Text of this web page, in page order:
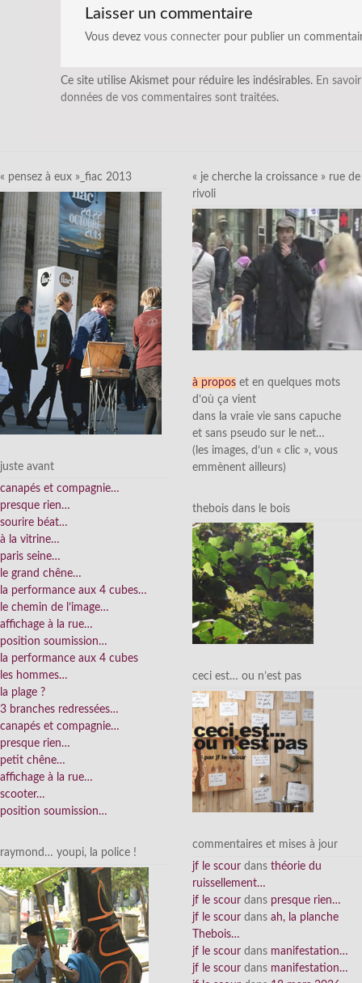
Laisser un commentaire
Vous devez vous connecter pour publier un
Ce site utilise Akismet pour réduire les indésirables. En
données de vos commentaires sont traitées.
« pensez à eux »_fiac 2013
juste avant
canapés et compagnie…
presque rien…
sourire béat…
à la vitrine…
paris seine…
le grand chêne…
la performance aux 4 cubes…
le chemin de l’image…
affichage à la rue…
position soumission…
la performance aux 4 cubes
les hommes…
la plage ?
3 branches redressées…
canapés et compagnie…
presque rien…
petit chêne…
affichage à la rue…
scooter…
position soumission…
raymond… youpi, la police !
« je cherche la croissance » rue de
rivoli
à propos et en quelques mots
d’où ça vient
dans la vraie vie sans capuche
et sans pseudo sur le net…
(les images, d’un « clic », vous
emmènent ailleurs)
thebois dans le bois
ceci est… ou n’est pas
commentaires et mises à jour
jf le scour dans théorie du
ruissellement…
jf le scour dans presque rien…
jf le scour dans ah, la planche
Thebois…
jf le scour dans manifestation…
jf le scour dans manifestation…